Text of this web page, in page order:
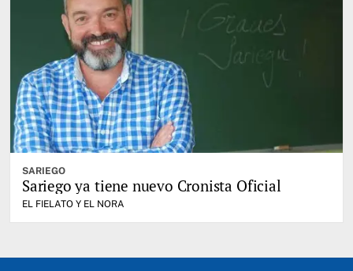
SARIEGO
Sariego ya tiene nuevo Cronista Oficial
EL FIELATO Y EL NORA